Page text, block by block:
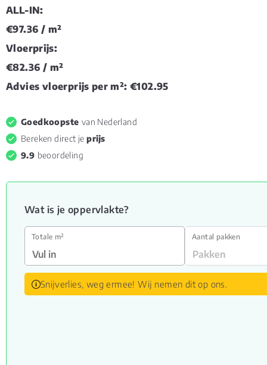
ALL-IN:
€97.36 / m²
Vloerprijs:
€82.36 / m²
Advies vloerprijs per m²: €102.95
Goedkoopste van Nederland
Bereken direct jeprijs
9.9 beoordeling
Wat is je oppervlakte?
Totale m² Aantal pakken
Snijverlies, weg ermee! Wij nemen dit op ons.